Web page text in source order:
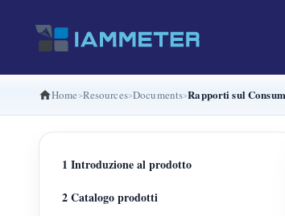
Home Resources Documents Rapporti sul
1 Introduzione al prodotto
2 Catalogo prodotti